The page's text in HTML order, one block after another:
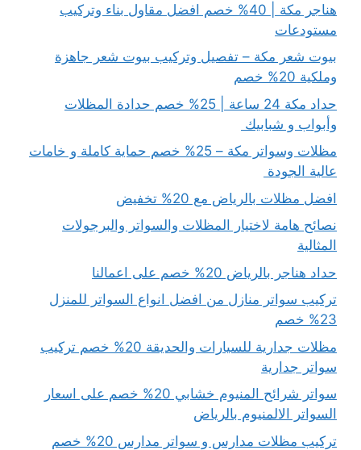
هناجر مكة | 40% خصم افضل مقاول بناء وتركيب
مستودعات
بيوت شعر مكة – تفصيل وتركيب بيوت شعر جاهزة
وملكية 20% خصم
حداد مكة 24 ساعة | 25% خصم حدادة المظلات
وأبواب و شبابيك
مظلات وسواتر مكة – 25% خصم حماية كاملة و خامات
عالية الجودة
افضل مظلات بالرياض مع 20% تخفيض
نصائح هامة لاختيار المظلات والسواتر والبرجولات
المثالية
حداد هناجر بالرياض 20% خصم على اعمالنا
تركيب سواتر منازل من افضل انواع السواتر للمنزل
23% خصم
مظلات جدارية للسيارات والحديقة 20% خصم تركيب
سواتر جدارية
سواتر شرائح المنيوم خشابي 20% خصم على اسعار
السواتر الالمنيوم بالرياض
تركيب مظلات مدارس و سواتر مدارس 20% خصم